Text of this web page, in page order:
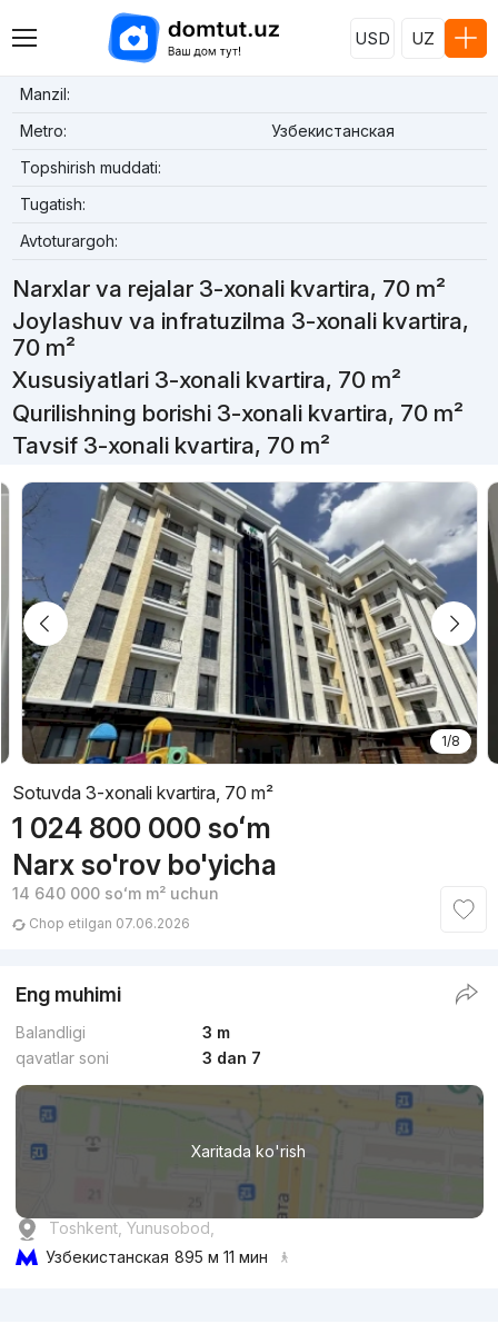
USD UZ
Manzil:
Metro:
Узбекистанская
Topshirish muddati:
Tugatish:
Avtoturargoh:
Narxlar va rejalar 3-xonali kvartira, 70 m²
Joylashuv va infratuzilma 3-xonali kvartira,
70 m²
Xususiyatlari 3-xonali kvartira, 70 m²
Qurilishning borishi 3-xonali kvartira, 70 m²
Tavsif 3-xonali kvartira, 70 m²
1/8
Sotuvda 3-xonali kvartira, 70 m²
1 024 800 000 soʻm
Narx so'rov bo'yicha
14 640 000 soʻmm² uchun
Chop etilgan 07.06.2026
Eng muhimi
Balandligi
3 m
qavatlar soni
3 dan 7
Xaritada ko'rish
Toshkent, Yunusobod,
Узбекистанская 895 м 11 мин